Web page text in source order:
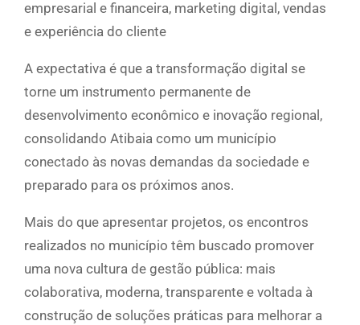
empresarial e financeira, marketing digital, vendas
e experiência do cliente
A expectativa é que a transformação digital se
torne um instrumento permanente de
desenvolvimento econômico e inovação regional,
consolidando Atibaia como um município
conectado às novas demandas da sociedade e
preparado para os próximos anos.
Mais do que apresentar projetos, os encontros
realizados no município têm buscado promover
uma nova cultura de gestão pública: mais
colaborativa, moderna, transparente e voltada à
construção de soluções práticas para melhorar a